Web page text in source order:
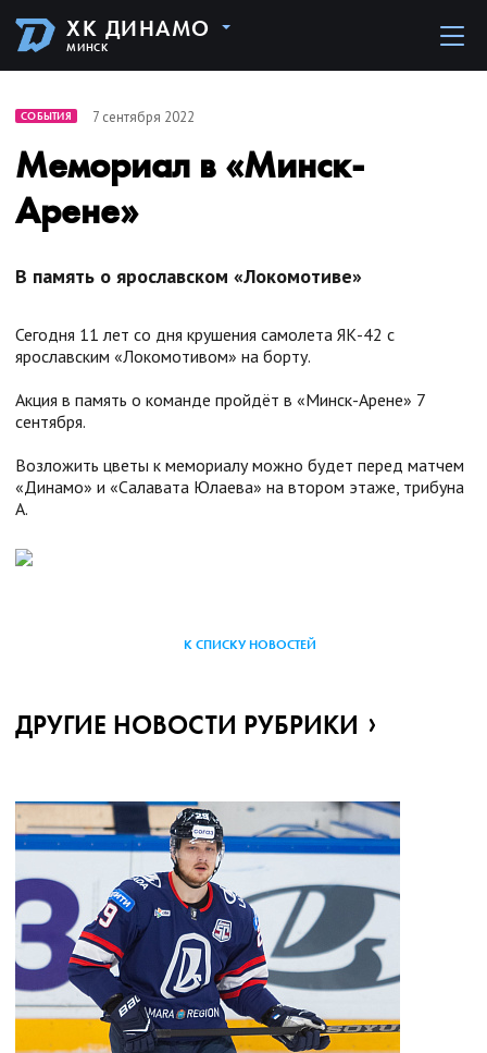
ХК ДИНАМО
МИНСК
СОБЫТИЯ 7 сентября 2022
Мемориал в «Минск-
Арене»
В память о ярославском «Локомотиве»
Сегодня 11 лет со дня крушения самолета ЯК-42 с
ярославским «Локомотивом» на борту.
Акция в память о команде пройдёт в «Минск-Арене» 7
сентября.
Возложить цветы к мемориалу можно будет перед матчем
«Динамо» и «Салавата Юлаева» на втором этаже, трибуна
А.
К СПИСКУ НОВОСТЕЙ
ДРУГИЕ НОВОСТИ РУБРИКИ